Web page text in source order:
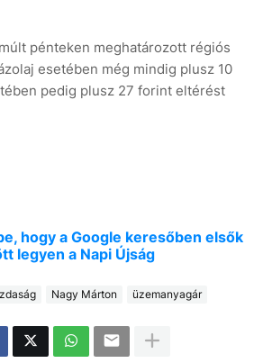
pénteken meghatározott régiós
esetében még mindig plusz 10
pedig plusz 27 forint eltérést
hogy a Google keresőben elsők
legyen a Napi Újság
Nagy Márton üzemanyagár